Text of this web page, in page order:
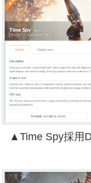
▲Time Spy採用